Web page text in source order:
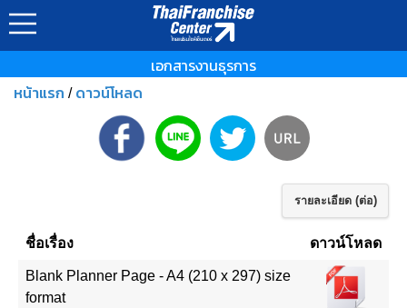
เอกสารงานธุรการ
หน้าแรก / ดาวน์โหลด
รายละเอียด (ต่อ)
ชื่อเรื่อง ดาวน์โหลด
Blank Planner Page - A4 (210 x 297) size
format